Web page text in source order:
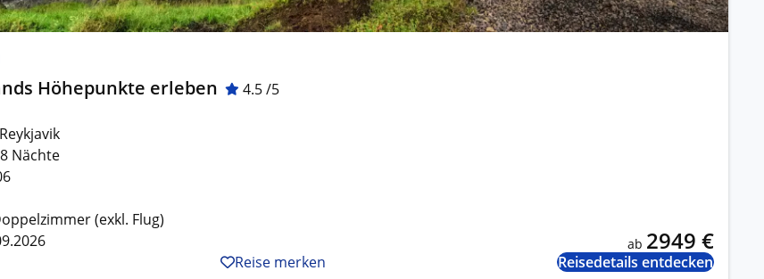
Höhepunkte erleben 4.5 /5
Nächte
(exkl. Flug)
ab 2949 €
Reise merken Reisedetails entdecken